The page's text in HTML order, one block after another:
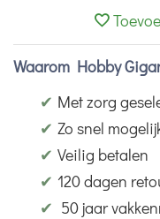
Waarom Hobby
✔ Met zorg
✔ Zo snel
✔ Veilig betalen
✔ 120 dagen
✔ 50 jaar